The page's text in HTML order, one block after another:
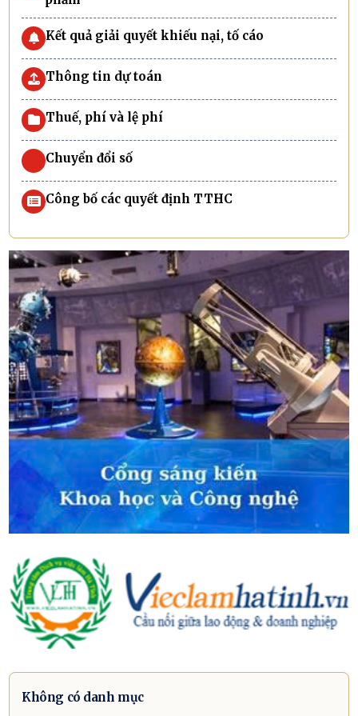
Kết quả giải quyết khiếu nại, tố cáo
Thông tin dự toán
Thuế, phí và lệ phí
Chuyển đổi số
Công bố các quyết định TTHC
Không có danh mục